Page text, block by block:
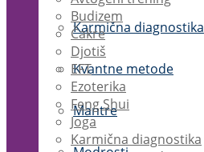
Karmična diagnostika
Kvantne metode
Mantre
Budizem
Čakre
Djotiš
EFT
Ezoterika
Feng Shui
Joga
Karmična diagnostika